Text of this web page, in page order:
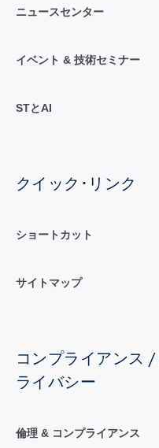
ニュースセンター
イベント & 技術セミナー
STとAI
クイック･リンク
ショートカット
サイトマップ
コンプライアンス
ライバシー
倫理 & コンプライアンス